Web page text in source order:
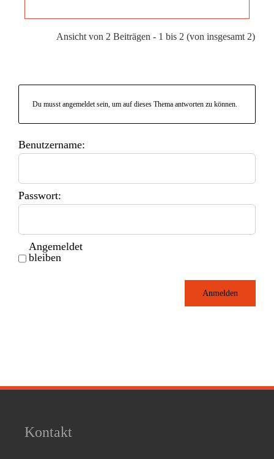
Ansicht von 2 Beiträgen - 1 bis 2 (von insgesamt 2)
Du musst angemeldet sein, um auf dieses Thema antworten zu können.
Benutzername:
Passwort:
Angemeldet
bleiben
Anmelden
Kontakt